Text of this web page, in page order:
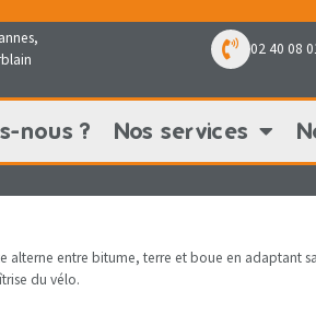
02 40 08
nous ? Nos services
entre bitume, terre et boue en adaptant
du vélo.